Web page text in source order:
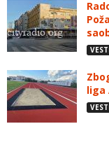
liga